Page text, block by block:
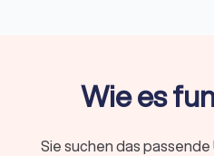
Um Stuckateur zu werden, ist
Wie es
Sie suchen das